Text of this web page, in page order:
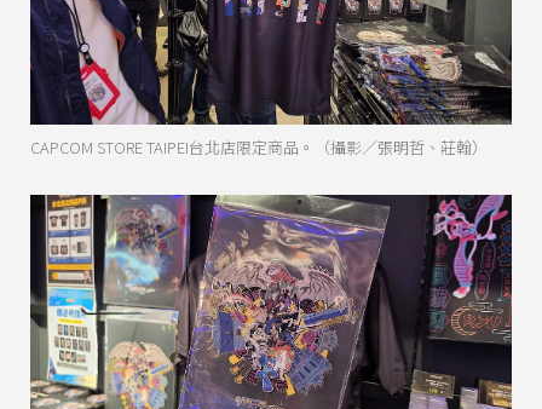
CAPCOM STORE TAIPEI台北店限定商品。（攝影／張明哲、莊翰）